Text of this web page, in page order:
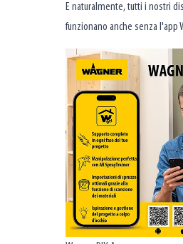
E naturalmente, tutti i nostri
funzionano anche senza l'app